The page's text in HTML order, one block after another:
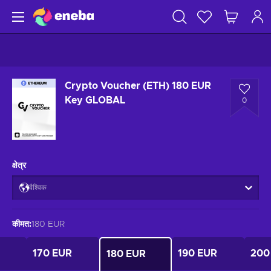
Crypto Voucher (ETH) 180 EUR
Key GLOBAL
0
क्षेत्र
वैश्विक
कीमत:180 EUR
170 EUR 180 EUR 190 EUR 200